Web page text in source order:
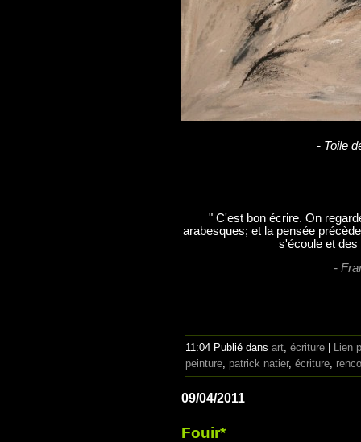
- Toile
" C'est bon écrire. On
arabesques; et la pensée
s'écoule et
-
11:04 Publié dans art écriture | Lien
peinture patrick natier, écriture
09/04/2011
Fouir*